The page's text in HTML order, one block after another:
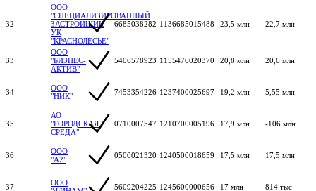
32
ООО
"СПЕЦИАЛИЗИРОВАННЫЙ
ЗАСТРОЙЩИК
УК
"КРАСНОЛЕСЬЕ"
6685038282 1136685015488 23,5 млн 22,7 млн
33
ООО
"БИЗНЕС-
АКТИВ"
5406578923 1155476020370 20,8 млн 20,6 млн
34
ООО
"НИК"
7453354226 1237400025697 19,2 млн 5,55 млн
35
АО
"ГОРОДСКАЯ
СРЕДА"
0710007547 1210700005196 17,9 млн -106 млн
36
ООО
"А2"
0500021320 1240500018659 17,5 млн 17,5 млн
37
ООО
5609204225 1245600000656 17 млн 814 тыс